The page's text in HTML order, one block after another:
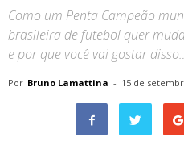
Como um Penta Campeão
brasileira de futebol quer
e por que você vai gostar
Por Bruno Lamattina - 15 de